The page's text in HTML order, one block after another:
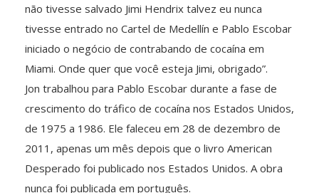
não tivesse salvado Jimi Hendrix talvez eu nunca
tivesse entrado no Cartel de Medellín e Pablo Escobar
iniciado o negócio de contrabando de cocaína em
Miami. Onde quer que você esteja Jimi, obrigado”.
Jon trabalhou para Pablo Escobar durante a fase de
crescimento do tráfico de cocaína nos Estados Unidos,
de 1975 a 1986. Ele faleceu em 28 de dezembro de
2011, apenas um mês depois que o livro American
Desperado foi publicado nos Estados Unidos. A obra
nunca foi publicada em português.